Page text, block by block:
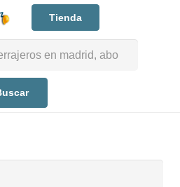
Tienda